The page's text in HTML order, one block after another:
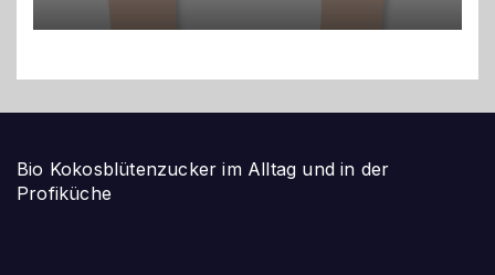
Bio Kokosblütenzucker im Alltag und in der
Profiküche